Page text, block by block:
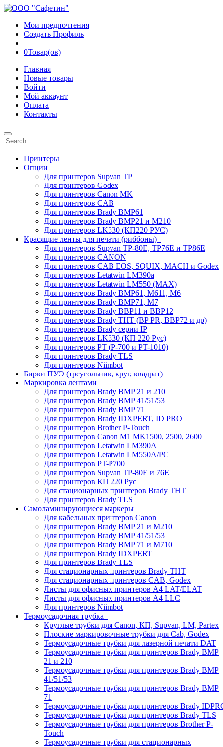
Мои предпочтения
Создать Профиль
0Товар(ов)
Главная
Новые товары
Войти
Мой аккаунт
Оплата
Контакты
Принтеры
Опции
Для принтеров Supvan TP
Для принтеров Godex
Для принтеров Canon MK
Для принтеров CAB
Для принтеров Brady BMP61
Для принтеров Brady BMP21 и M210
Для принтеров LK330 (КП220 РУС)
Красящие ленты для печати (риббоны)
Для принтеров Supvan TP-80E, TP76E и TP86E
Для принтеров CANON
Для принтеров CAB EOS, SQUIX, MACH и Godex
Для принтеров Letatwin LM390a
Для принтеров Letatwin LM550 (MAX)
Для принтеров Brady BMP61, M611, M6
Для принтеров Brady BMP71, M7
Для принтеров Brady BBP11 и BBP12
Для принтеров Brady THT (BP PR, BBP72 и др)
Для принтеров Brady серии IP
Для принтеров LK330 (КП 220 Рус)
Для принтеров PT (P-700 и PT-1010)
Для принтеров Brady TLS
Для принтеров Niimbot
Бирки ПУЭ (треугольник, круг, квадрат)
Маркировка лентами
Для принтеров Brady BMP 21 и 210
Для принтеров Brady BMP 41/51/53
Для принтеров Brady BMP 71
Для принтеров Brady IDXPERT, ID PRO
Для принтеров Brother P-Touch
Для принтеров Canon M1 MK1500, 2500, 2600
Для принтеров Letatwin LM390A
Для принтеров Letatwin LM550A/PC
Для принтеров PT-P700
Для принтеров Supvan TP-80E и 76E
Для принтеров КП 220 Рус
Для стационарных принтеров Brady THT
Для принтеров Brady TLS
Самоламинирующиеся маркеры
Для кабельных принтеров Canon
Для принтеров Brady BMP 21 и M210
Для принтеров Brady BMP 41/51/53
Для принтеров Brady BMP 71 и M710
Для принтеров Brady IDXPERT
Для принтеров Brady TLS
Для стационарных принтеров Brady THT
Для стационарных принтеров CAB, Godex
Листы для офисных принтеров А4 LAT/ELAT
Листы для офисных принтеров А4 LLC
Для принтеров Niimbot
Термоусадочная трубка
Круглые трубки для Canon, КП, Supvan, LM, Partex
Плоские маркировочные трубки для Cab, Godex
Термоусадочные трубки для лазерной печати DAT
Термоусадочные трубки для принтеров Brady BMP
21 и 210
Термоусадочные трубки для принтеров Brady BMP
41/51/53
Термоусадочные трубки для принтеров Brady BMP
71
Термоусадочные трубки для принтеров Brady
Термоусадочные трубки для принтеров Brady TLS
Термоусадочные трубки для принтеров Brother P-
Touch
Термоусадочные трубки для стационарных